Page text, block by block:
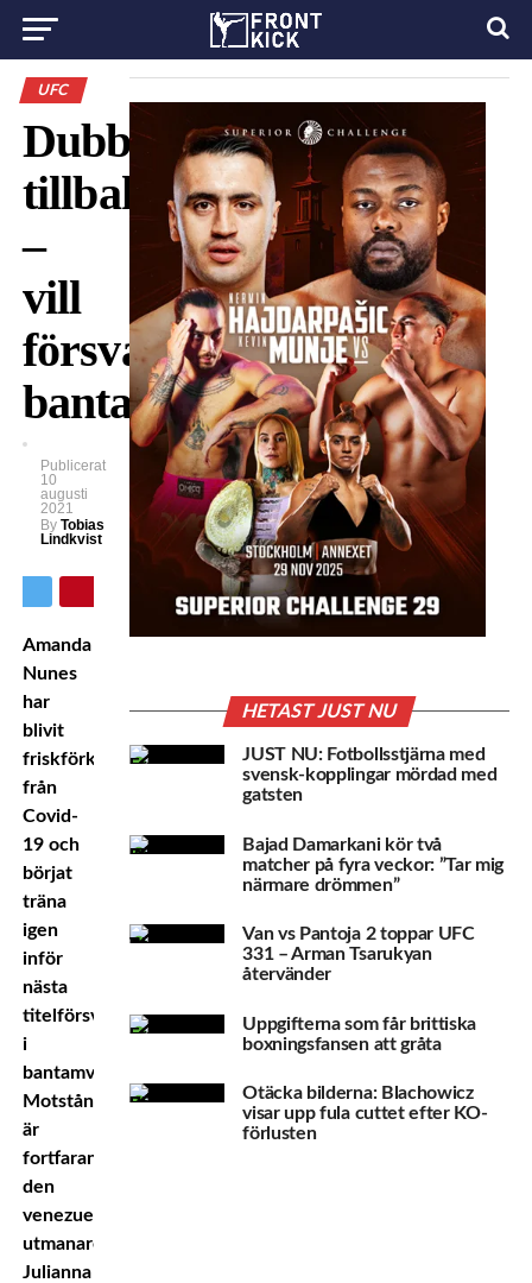
UFC
Dubbelmästaren
tillbaka
–
vill
försvara
bantamviktsbältet
Publicerat
10
augusti
2021
By Tobias
Lindkvist
Amanda
Nunes
har
blivit
friskförklarad
från
Covid-
19 och
börjat
träna
igen
inför
nästa
titelförsvar
i
bantamvikt.
Motståndaren
är
fortfarande
den
venezuelanska
utmanaren
Julianna
HETAST JUST NU
JUST NU: Fotbollsstjärna med
svensk-kopplingar mördad med
gatsten
Bajad Damarkani kör två
matcher på fyra veckor: ”Tar mig
närmare drömmen”
Van vs Pantoja 2 toppar UFC
331 – Arman Tsarukyan
återvänder
Uppgifterna som får brittiska
boxningsfansen att gråta
Otäcka bilderna: Blachowicz
visar upp fula cuttet efter KO-
förlusten